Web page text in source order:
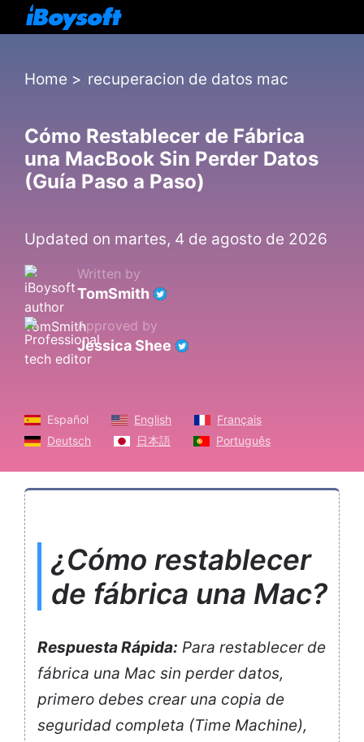
Home > recuperacion de datos mac
Cómo Restablecer de Fábrica
una MacBook Sin Perder Datos
(Guía Paso a Paso)
Updated on martes, 4 de agosto de 2026
Written by
TomSmith
Approved by
Jessica Shee
Español English
Français
Deutsch
日本語 Português
¿Cómo restablecer
de fábrica una Mac?
Respuesta Rápida: Para restablecer de
fábrica una Mac sin perder datos,
primero debes crear una copia de
seguridad completa (Time Machine),